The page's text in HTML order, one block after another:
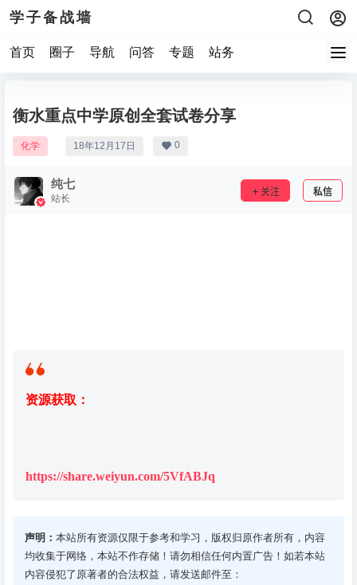
学子备战墙
首页 圈子 导航 问答 专题 站务
衡水重点中学原创全套试卷分享
化学 18年12月17日 0
纯七
站长
关注 私信
资源获取：
https://share.weiyun.com/5VfABJq
声明： 本站所有资源仅限于参考和学习，版权归原作者所有，内容
均收集于网络，本站不作存储！请勿相信任何内置广告！如若本站
内容侵犯了原著者的合法权益，请发送邮件至：